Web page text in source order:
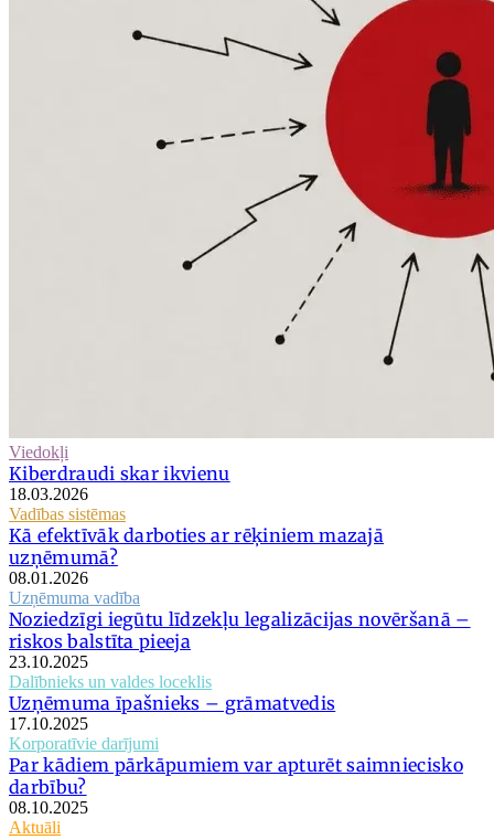
Viedokļi
Kiberdraudi skar ikvienu
18.03.2026
Vadības sistēmas
Kā efektīvāk darboties ar rēķiniem mazajā
uzņēmumā?
08.01.2026
Uzņēmuma vadība
Noziedzīgi iegūtu līdzekļu legalizācijas novēršanā –
riskos balstīta pieeja
23.10.2025
Dalībnieks un valdes loceklis
Uzņēmuma īpašnieks – grāmatvedis
17.10.2025
Korporatīvie darījumi
Par kādiem pārkāpumiem var apturēt saimniecisko
darbību?
08.10.2025
Aktuāli